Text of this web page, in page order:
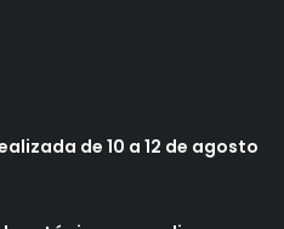
de 10 a 12 de agosto